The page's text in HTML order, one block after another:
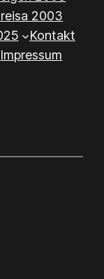
2003
Kontakt
Impressum